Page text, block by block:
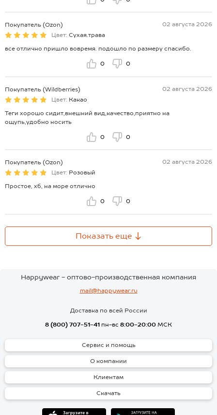
Покупатель (Ozon)
02 августа 2026
Цвет: Сухая.трава
все отлично пришло вовремя. подошло по размеру спасибо.
0 0
Покупатель (Wildberries)
02 августа 2026
Цвет: Какао
Теги хорошо сидит,внешний вид,качество,приятно на
ощупь,удобно носить
0 0
Покупатель (Ozon)
02 августа 2026
Цвет: Розовый
Простое, хб, на море отлично
0 0
Показать еще
Happywear - оптово-производственная компания
mail@happywear.ru
Доставка по всей России
8 (800) 707-51-41 пн-вс 8:00-20:00 МСК
Сервис и помощь
О компании
Клиентам
Скачать